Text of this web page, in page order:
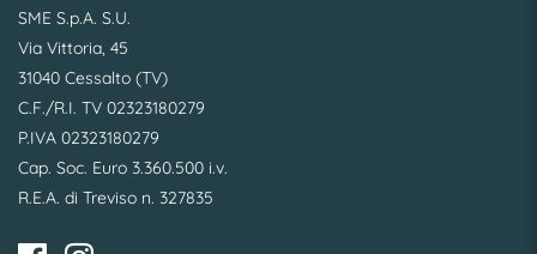
SME S.p.A. S.U.
Via Vittoria, 45
31040 Cessalto (TV)
C.F./R.I. TV 02323180279
P.IVA 02323180279
Cap. Soc. Euro 3.360.500 i.v.
R.E.A. di Treviso n. 327835